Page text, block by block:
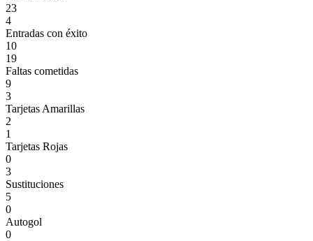
23
4
Entradas con éxito
10
19
Faltas cometidas
9
3
Tarjetas Amarillas
2
1
Tarjetas Rojas
0
3
Sustituciones
5
0
Autogol
0